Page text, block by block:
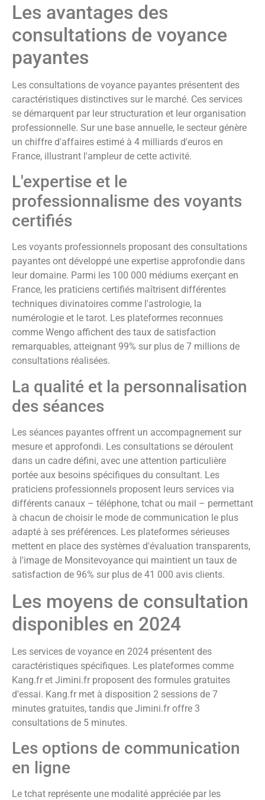
Les avantages des
consultations de voyance
payantes
Les consultations de voyance payantes présentent des
caractéristiques distinctives sur le marché. Ces services
se démarquent par leur structuration et leur organisation
professionnelle. Sur une base annuelle, le secteur génère
un chiffre d'affaires estimé à 4 milliards d'euros en
France, illustrant l'ampleur de cette activité.
L'expertise et le
professionnalisme des voyants
certifiés
Les voyants professionnels proposant des consultations
payantes ont développé une expertise approfondie dans
leur domaine. Parmi les 100 000 médiums exerçant en
France, les praticiens certifiés maîtrisent différentes
techniques divinatoires comme l'astrologie, la
numérologie et le tarot. Les plateformes reconnues
comme Wengo affichent des taux de satisfaction
remarquables, atteignant 99% sur plus de 7 millions de
consultations réalisées.
La qualité et la personnalisation
des séances
Les séances payantes offrent un accompagnement sur
mesure et approfondi. Les consultations se déroulent
dans un cadre défini, avec une attention particulière
portée aux besoins spécifiques du consultant. Les
praticiens professionnels proposent leurs services via
différents canaux – téléphone, tchat ou mail – permettant
à chacun de choisir le mode de communication le plus
adapté à ses préférences. Les plateformes sérieuses
mettent en place des systèmes d'évaluation transparents,
à l'image de Monsitevoyance qui maintient un taux de
satisfaction de 96% sur plus de 41 000 avis clients.
Les moyens de consultation
disponibles en 2024
Les services de voyance en 2024 présentent des
caractéristiques spécifiques. Les plateformes comme
Kang.fr et Jimini.fr proposent des formules gratuites
d'essai. Kang.fr met à disposition 2 sessions de 7
minutes gratuites, tandis que Jimini.fr offre 3
consultations de 5 minutes.
Les options de communication
en ligne
Le tchat représente une modalité appréciée par les